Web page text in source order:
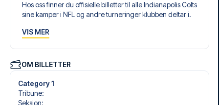
Hos oss finner du offisielle billetter til alle Indianapolis Colts
sine kamper i NFL og andre turneringer klubben deltar i.
fotballreisen som matcher dine individuelle ønsker og
laget for å gi deg en opplevelse du aldri vil glemme. Du
setter sammen din egen fotballpakke, tilpasset dine
preferanser. Velg blant et bredt utvalg av fotballbilletter,
nøye utvalgte hoteller for enhver smak og budsjett, samt
fleksible fly som passer deg best.
VIS MER
OM BILLETTER
Category 1
Tribune:
Seksjon: